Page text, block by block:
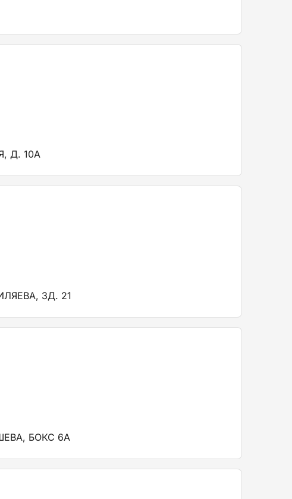
Д. 10А
ЗД. 21
БОКС 6А